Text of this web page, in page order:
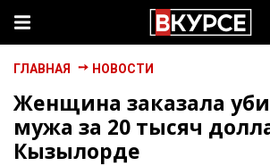
ГЛАВНАЯ НОВОСТИ
Женщина заказала
мужа за 20 тысяч
Кызылорде